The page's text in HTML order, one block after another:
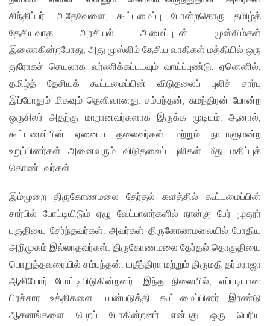
சிந்திப்பர். அதேவேளை, கூட்டமைப்பு போன்றதொரு தமிழ்த்
தேசியவாத அரசியல் அமைப்புடன் முஸ்லிம்கள்
இணைகின்றபோது, அது முஸ்லிம் தேசிய வாதிகள் மத்தியில் ஒரு
துரோகச் செயலாக வர்ணிக்கப்படவும் வாய்ப்புண்டு. ஏனெனில்,
தமிழ்த் தேசியக் கூட்டமைப்பின் விடுதலைப் புலிச் சார்பு
இப்போதும் மிகவும் தெளிவானது. சம்பந்தன், சுமந்திரன் போன்ற
ஒருசிலர் அதற்கு மாறானவர்களாக இருக்க முடியும். ஆனால்,
கூட்டமைப்பின் ஏனைய தலைவர்கள் மற்றும் நாடாளுமன்ற
உறுப்பினர்கள் அனைவரும் விடுதலைப் புலிகள் மீது மதிப்புக்
கொண்டவர்கள்.
இம்முறை திருகோணமலை தேர்தல் களத்தில் கூட்டமைப்பின்
சார்பில் போட்டியிடும் ஏழு வேட்பாளர்களில் நான்கு பேர் மூதூர்
பகுதியை சேர்ந்தவர்கள். அவர்கள் திருகோணமலையில் போதிய
அறிமுகம் இல்லாதவர்கள். திருகோணமலை தேர்தல் தொகுதியை
பொறுத்தவரையில் சம்பந்தன், யதீந்திரா மற்றும் திருமதி தர்மராஜா
ஆகியோர் போட்டியிடுகின்றனர். இந்த நிலையில், எப்படியான
பிரச்சார உக்திகளை பயன்படுத்தி கூட்டமைப்பினர் இரண்டு
ஆசனங்களை பெறப் போகின்றனர் என்பது ஒரு பெரிய